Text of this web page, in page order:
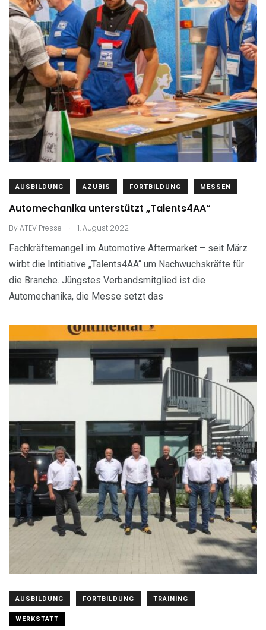
AUSBILDUNG AZUBIS FORTBILDUNG MESSEN
Automechanika unterstützt „Talents4AA“
ByATEV Presse . 1. August 2022
Fachkräftemangel im Automotive Aftermarket – seit März
wirbt die Intitiative „Talents4AA“ um Nachwuchskräfte für
die Branche. Jüngstes Verbandsmitglied ist die
Automechanika, die Messe setzt das
AUSBILDUNG FORTBILDUNG TRAINING
WERKSTATT